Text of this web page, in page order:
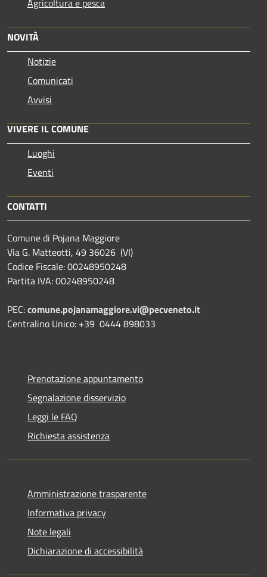
Agricoltura e pesca
NOVITÀ
Notizie
Comunicati
Avvisi
VIVERE IL COMUNE
Luoghi
Eventi
CONTATTI
Comune di Pojana Maggiore
Via G. Matteotti, 49 36026 (VI)
Codice Fiscale: 00248950248
Partita IVA: 00248950248
PEC:comune.pojanamaggiore.vi@pecveneto.it
Centralino Unico: +39 0444 898033
Prenotazione appuntamento
Segnalazione disservizio
Leggi le FAQ
Richiesta assistenza
Amministrazione trasparente
Informativa privacy
Note legali
Dichiarazione di accessibilità